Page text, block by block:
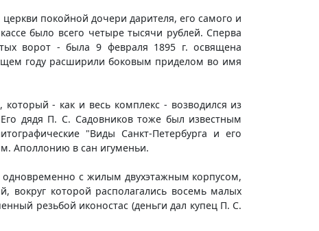
покойной дочери дарителя, его самого и
было всего четыре тысячи рублей. Сперва
ворот - была 9 февраля 1895 г. освящена
году расширили боковым приделом во имя
- как и весь комплекс - возводился из
дядя П. С. Садовников тоже был известным
"Виды Санкт-Петербурга и его
Аполлонию в сан игуменьи.
с жилым двухэтажным корпусом,
вокруг которой располагались восемь малых
резьбой иконостас (деньги дал купец П. С.